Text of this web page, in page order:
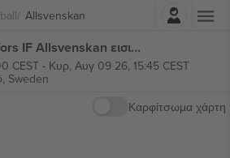
AllsvenskanΣύνδεση
Malmö FF vs Degerfors IF Allsvenskan εισιτήρια
CEST- Κυρ, Αυγ 09 26, 15:45 CEST
Sweden
Καρφίτσωμα χάρτη